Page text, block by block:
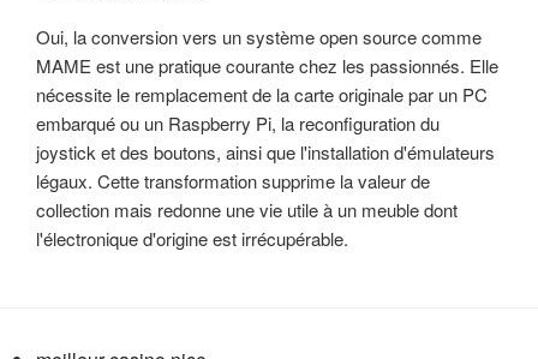
Oui, la conversion vers un système open source comme
MAME est une pratique courante chez les passionnés. Elle
nécessite le remplacement de la carte originale par un PC
embarqué ou un Raspberry Pi, la reconfiguration du
joystick et des boutons, ainsi que l'installation d'émulateurs
légaux. Cette transformation supprime la valeur de
collection mais redonne une vie utile à un meuble dont
l'électronique d'origine est irrécupérable.